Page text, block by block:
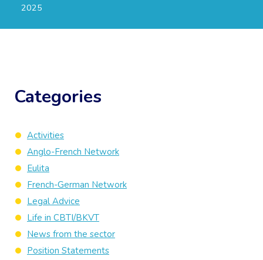
2025
Categories
Activities
Anglo-French Network
Eulita
French-German Network
Legal Advice
Life in CBTI/BKVT
News from the sector
Position Statements